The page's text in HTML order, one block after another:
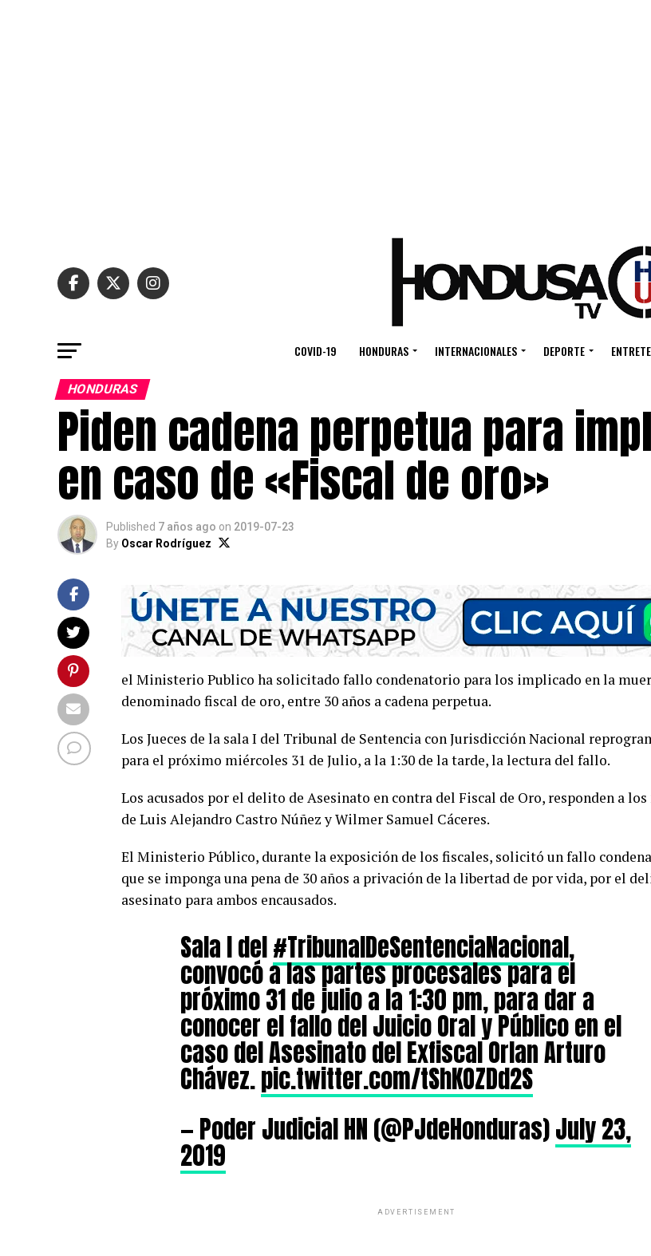
COVID-19 HONDURAS INTERNACIONALES DEPORTE
HONDURAS
Piden cadena perpetua para
en caso de «Fiscal de oro»
Published 7 años ago on 2019-07-23
By Oscar Rodríguez
el Ministerio Publico ha solicitado fallo condenatorio para los implicado en la
denominado fiscal de oro, entre 30 años a cadena perpetua.
Los Jueces de la sala I del Tribunal de Sentencia con Jurisdicción Nacional
para el próximo miércoles 31 de Julio, a la 1:30 de la tarde, la lectura del fallo.
Los acusados por el delito de Asesinato en contra del Fiscal de Oro, responden a los
de Luis Alejandro Castro Núñez y Wilmer Samuel Cáceres.
El Ministerio Público, durante la exposición de los fiscales, solicitó un fallo
que se imponga una pena de 30 años a privación de la libertad de por vida, por el
asesinato para ambos encausados.
Sala I del#TribunalDeSentenciaNacional,
convocó a las partes procesales para el
próximo 31 de julio a la 1:30 pm, para dar a
conocer el fallo del Juicio Oral y Público en el
caso del Asesinato del Exfiscal Orlan Arturo
Chávez.pic.twitter.com/tShKOZDd2S
— Poder Judicial HN (@PJdeHonduras)July 23,
2019
ADVERTISEMENT